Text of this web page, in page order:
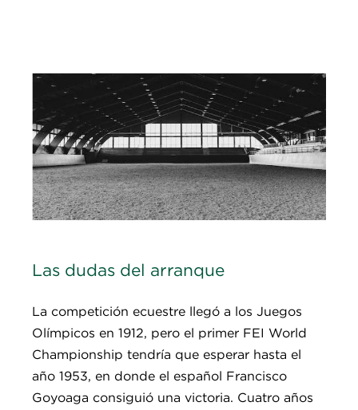
Las dudas del arranque
La competición ecuestre llegó a los Juegos
Olímpicos en 1912, pero el primer FEI World
Championship tendría que esperar hasta el
año 1953, en donde el español Francisco
Goyoaga consiguió una victoria. Cuatro años